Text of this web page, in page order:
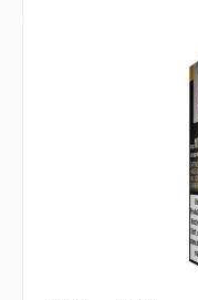
Bildergalerie